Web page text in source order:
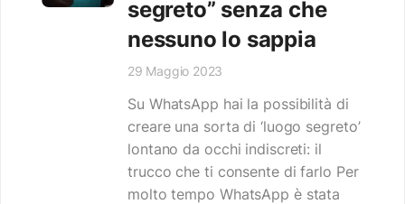
segreto” senza che
nessuno lo sappia
29 Maggio 2023
Su WhatsApp hai la possibilità di
creare una sorta di ‘luogo segreto’
lontano da occhi indiscreti: il
trucco che ti consente di farlo Per
molto tempo WhatsApp è stata